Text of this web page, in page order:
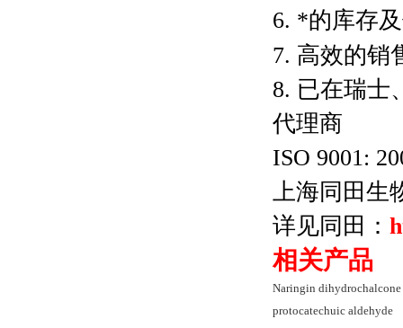
6. *的库存
7. 高效的销
8. 已在瑞士
代理商
ISO 9001:
上海同田生
详见同田：
相关产品
Naringin dihydrochalcone
protocatechuic aldehyde